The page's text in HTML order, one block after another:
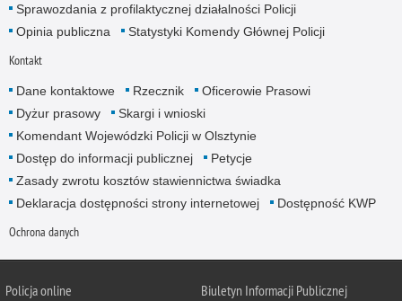
Sprawozdania z profilaktycznej działalności Policji
Opinia publiczna
Statystyki Komendy Głównej Policji
Kontakt
Dane kontaktowe Rzecznik
Oficerowie Prasowi
Dyżur prasowy
Skargi i wnioski
Komendant Wojewódzki Policji w Olsztynie
Dostęp do informacji publicznej
Petycje
Zasady zwrotu kosztów stawiennictwa świadka
Deklaracja dostępności strony internetowej
Dostępność KWP
Ochrona danych
Policja online Biuletyn Informacji Publicznej